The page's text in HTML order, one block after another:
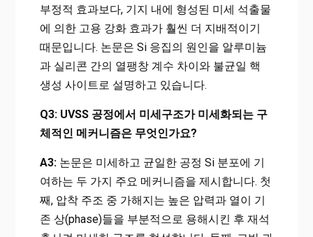
부정적 효과보다, 기지 내에 형성된 미세 석출물
에 의한 고용 강화 효과가 훨씬 더 지배적이기
때문입니다. 논문은 Si 응집의 원인을 알루미늄
과 실리콘 간의 열팽창 계수 차이와 불균일 핵
생성 사이트로 설명하고 있습니다.
Q3: UVSS 공정에서 미세구조가 미세화되는 구
체적인 메커니즘은 무엇인가요?
A3:논문은 미세하고 균일한 공정 Si 분포에 기
여하는 두 가지 주요 메커니즘을 제시합니다. 첫
째, 압착 주조 중 가해지는 높은 압력과 열이 기
존 상(phase)들을 부분적으로 용해시킨 후 재석